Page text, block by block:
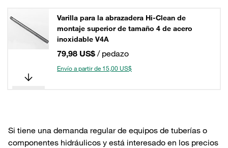
Varilla para la abrazadera Hi-Clean de
montaje superior de tamaño 4 de acero
inoxidable V4A
79,98 US$ / pedazo
Envío a partir de 15,00 US$
Si tiene una demanda regular de equipos de tuberías o
componentes hidráulicos y está interesado en los precios